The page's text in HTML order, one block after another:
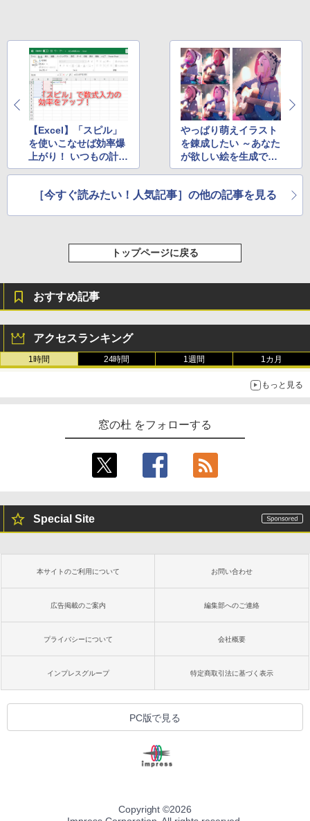
【Excel】「スピル」
を使いこなせば効率爆
上がり！ いつもの計算
も一瞬で完了【再掲】
やっぱり萌えイラスト
を錬成したい ～あなた
が欲しい絵を生成でき
るサービスはこれだ！
［今すぐ読みたい！人気記事］の他の記事を見る
トップページに戻る
おすすめ記事
アクセスランキング
1時間 24時間 1週間 1カ月
もっと見る
窓の杜 をフォローする
Special Site
本サイトのご利用について お問い合わせ
広告掲載のご案内 編集部へのご連絡
プライバシーについて 会社概要
インプレスグループ 特定商取引法に基づく表示
PC版で見る
Copyright ©2026